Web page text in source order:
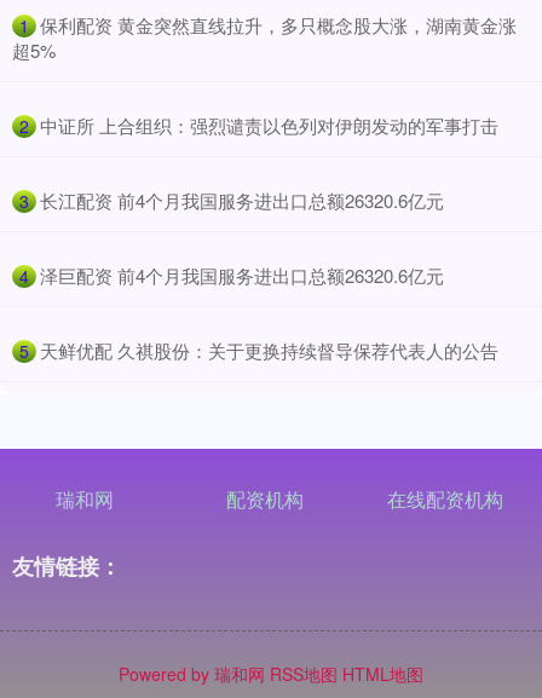
1 ​保利配资 黄金突然直线拉升，多只概念股大涨，湖南黄金涨
超5%
2 ​中证所 上合组织：强烈谴责以色列对伊朗发动的军事打击
3 ​长江配资 前4个月我国服务进出口总额26320.6亿元
4 ​泽巨配资 前4个月我国服务进出口总额26320.6亿元
5 ​天鲜优配 久祺股份：关于更换持续督导保荐代表人的公告
瑞和网 配资机构 在线配资机构
友情链接：
Powered by 瑞和网 RSS地图 HTML地图